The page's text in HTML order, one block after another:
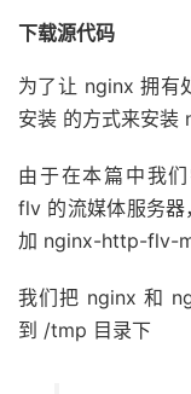
下载源代码
为了让 nginx 拥有
安装 的方式来安装
由于在本篇中我
flv 的流媒体服务
加 nginx-http-flv-
我们把 nginx 和
到 /tmp 目录下